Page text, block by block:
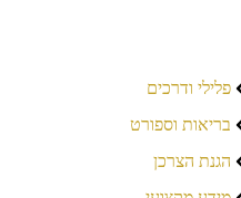
פלילי ודרכים
בריאות וספורט
הגנת הצרכן